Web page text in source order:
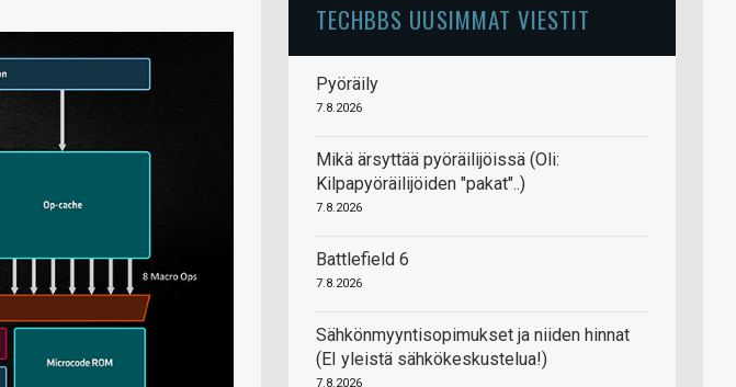
TECHBBS UUSIMMAT VIESTIT
Pyöräily
7.8.2026
Mikä ärsyttää pyöräilijöissä (Oli:
Kilpapyöräilijöiden "pakat"..)
7.8.2026
Battlefield 6
7.8.2026
Sähkönmyyntisopimukset ja niiden hinnat
(EI yleistä sähkökeskustelua!)
7.8.2026